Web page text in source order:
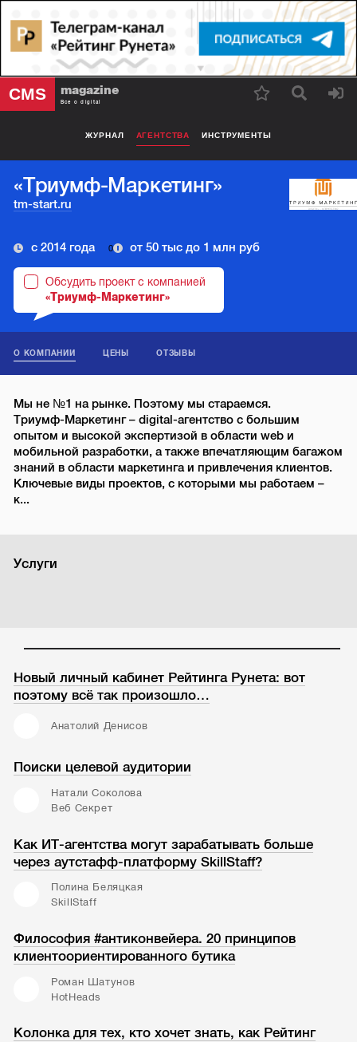
CMS magazine
Все о digital
ЖУРНАЛ АГЕНТСТВА ИНСТРУМЕНТЫ
«Триумф-Маркетинг»
tm-start.ru
с 2014 года 0 от 50 тыс до 1 млн руб
Обсудить проект с компанией
«Триумф-Маркетинг»
О КОМПАНИИ ЦЕНЫ ОТЗЫВЫ
Мы не №1 на рынке. Поэтому мы стараемся.
Триумф-Маркетинг – digital-агентство с большим
опытом и высокой экспертизой в области web и
мобильной разработки, а также впечатляющим багажом
знаний в области маркетинга и привлечения клиентов.
Ключевые виды проектов, с которыми мы работаем –
к...
Услуги
Новый личный кабинет Рейтинга Рунета: вот
поэтому всё так произошло…
Анатолий Денисов
Поиски целевой аудитории
Натали Соколова
Веб Секрет
Как ИТ-агентства могут зарабатывать больше
через аутстафф-платформу SkillStaff?
Полина Беляцкая
SkillStaff
Философия #антиконвейера. 20 принципов
клиентоориентированного бутика
Роман Шатунов
HotHeads
Колонка для тех, кто хочет знать, как Рейтинг